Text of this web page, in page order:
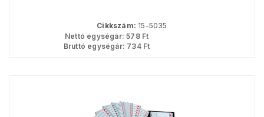
Cikkszám: 15-5035
Nettó egységár: 578Ft
Bruttó egységár: 734Ft